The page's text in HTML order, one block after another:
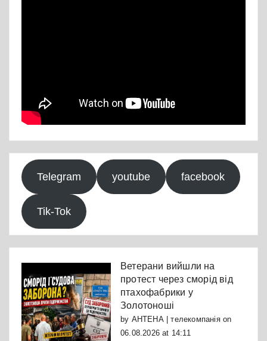
Telegram youtube facebook
Tik-Tok
Ветерани вийшли на
протест через сморід від
птахофабрики у
Золотоноші
by АНТЕНА | телекомпаніяon
06.08.2026 at 14:11